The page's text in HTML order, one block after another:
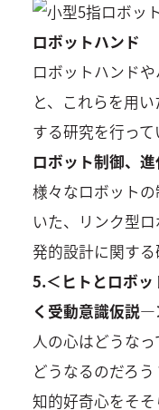
ロボットハンド
ロボットハンド
と、これらを用
する研究を行って
ロボット制御、
様々なロボット
いた、リンク型
発的設計に関する
5.＜ヒトとロボ
く受動意識仮説―
人の心はどうな
どうなるのだろ
知的好奇心をそ